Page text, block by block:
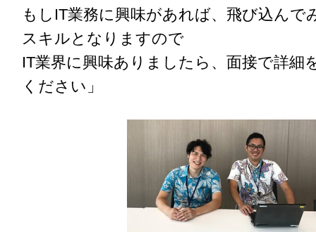
もしIT業務に興味があれば、飛び込んで
スキルとなりますので
IT業界に興味ありましたら、面接で詳細
ください」